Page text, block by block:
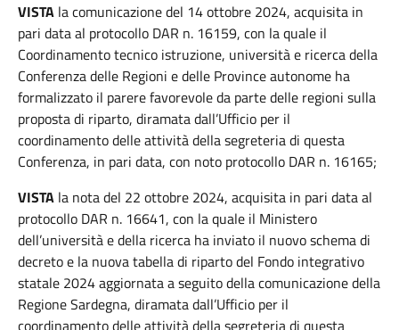
VISTA la comunicazione del 14 ottobre 2024, acquisita in
pari data al protocollo DAR n. 16159, con la quale il
Coordinamento tecnico istruzione, università e ricerca della
Conferenza delle Regioni e delle Province autonome ha
formalizzato il parere favorevole da parte delle regioni sulla
proposta di riparto, diramata dall’Ufficio per il
coordinamento delle attività della segreteria di questa
Conferenza, in pari data, con noto protocollo DAR n. 16165;
VISTA la nota del 22 ottobre 2024, acquisita in pari data al
protocollo DAR n. 16641, con la quale il Ministero
dell’università e della ricerca ha inviato il nuovo schema di
decreto e la nuova tabella di riparto del Fondo integrativo
statale 2024 aggiornata a seguito della comunicazione della
Regione Sardegna, diramata dall’Ufficio per il
coordinamento delle attività della segreteria di questa